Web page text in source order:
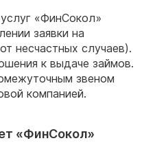
«ФинСокол»
заявки на
несчастных случаев).
к выдаче займов.
звеном
компанией.
«ФинСокол»